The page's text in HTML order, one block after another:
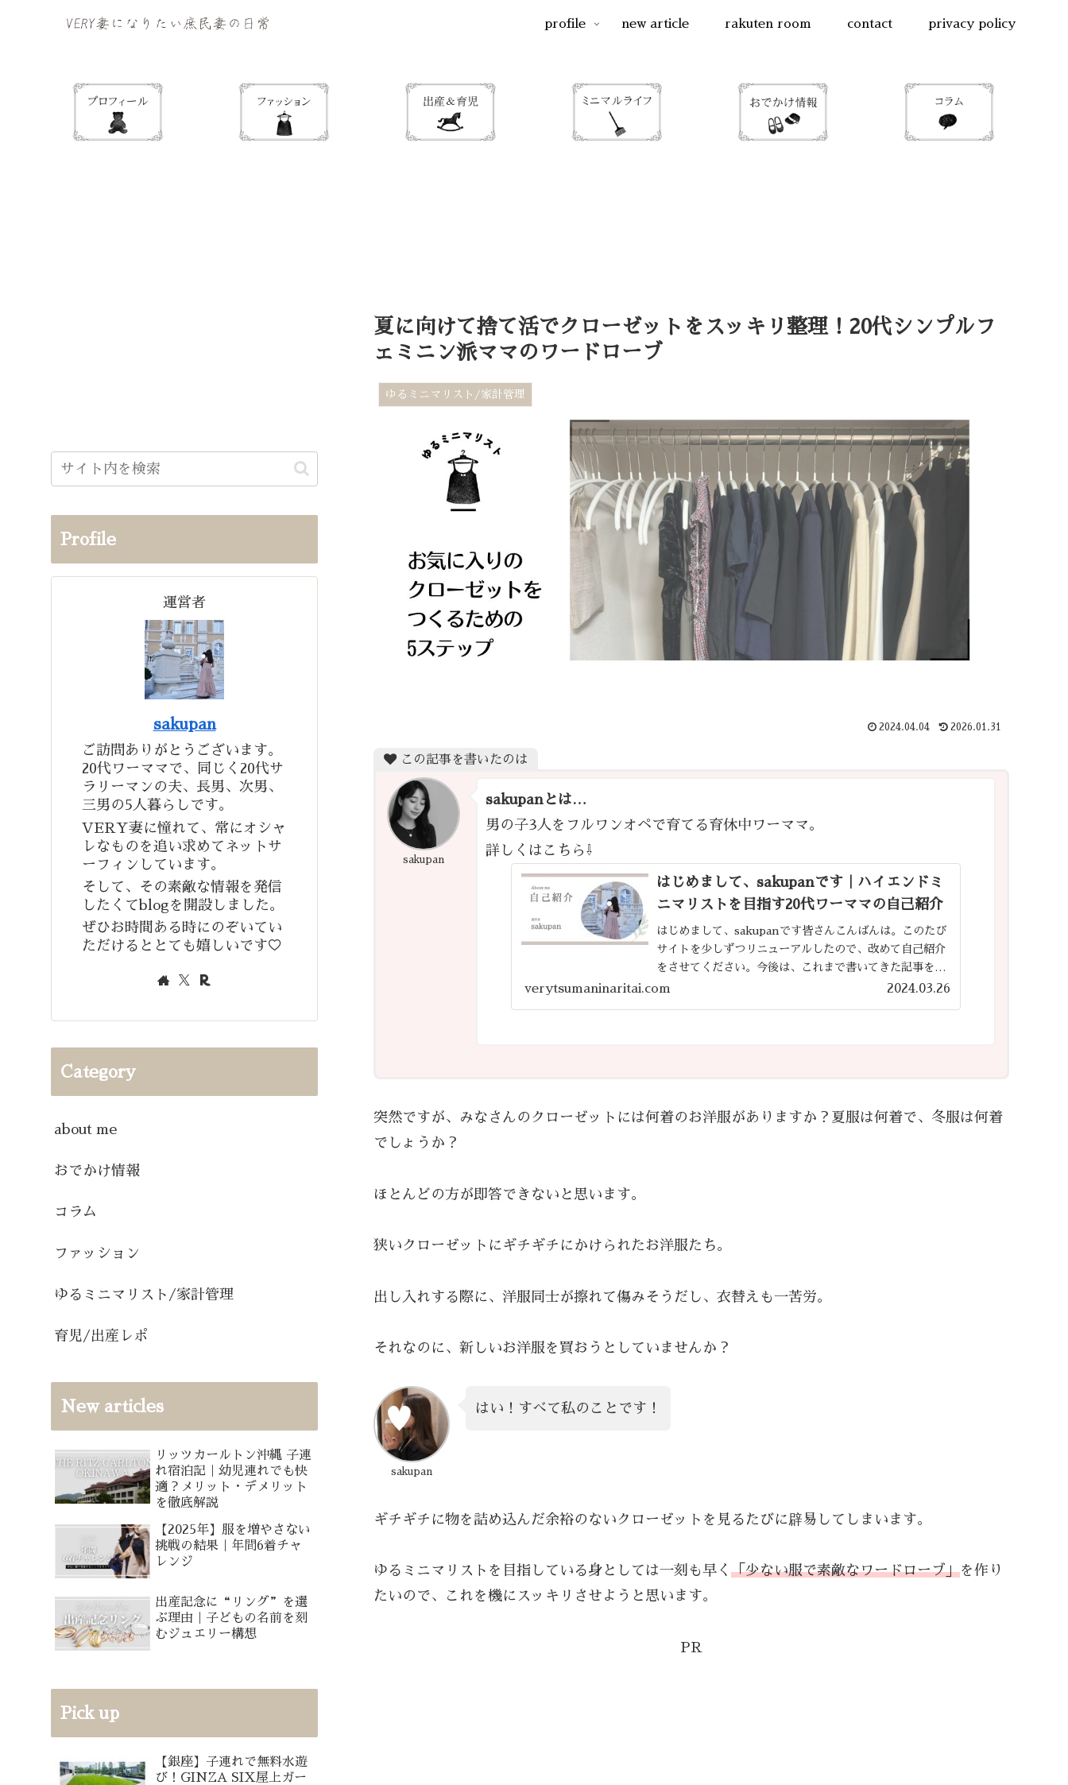
profile new article rakuten room contact privacy policy
夏に向けて捨て活でクローゼットをスッキリ整理！20代シンプルフ
ェミニン派ママのワードローブ
ゆるミニマリスト/家計管理
2024.04.04 2026.01.31
この記事を書いたのは
sakupan
sakupanとは…
男の子3人をフルワンオペで育てる育休中ワーママ。
詳しくはこちら⇩
はじめまして、sakupanです｜ハイエンドミ
ニマリストを目指す20代ワーママの自己紹介
はじめまして、sakupanです皆さんこんばんは。このたび
サイトを少しずつリニューアルしたので、改めて自己紹介
をさせてください。今後は、これまで書いてきた記事を整
理したり、より見やすく・探しやすいサイトになるよう少
verytsumaninaritai.com 2024.03.26
突然ですが、みなさんのクローゼットには何着のお洋服がありますか？夏服は何着で、冬服は何着
でしょうか？
ほとんどの方が即答できないと思います。
狭いクローゼットにギチギチにかけられたお洋服たち。
出し入れする際に、洋服同士が擦れて傷みそうだし、衣替えも一苦労。
それなのに、新しいお洋服を買おうとしていませんか？
sakupan
はい！すべて私のことです！
ギチギチに物を詰め込んだ余裕のないクローゼットを見るたびに辟易してしまいます。
ゆるミニマリストを目指している身としては一刻も早く 「少ない服で素敵なワードローブ」を作り
たいので、これを機にスッキリさせようと思います。
PR
Profile
運営者
sakupan
ご訪問ありがとうございます。
20代ワーママで、同じく20代サ
ラリーマンの夫、長男、次男、
三男の5人暮らしです。
VERY妻に憧れて、常にオシャ
レなものを追い求めてネットサ
ーフィンしています。
そして、その素敵な情報を発信
したくてblogを開設しました。
ぜひお時間ある時にのぞいてい
ただけるととても嬉しいです♡
Category
about me
おでかけ情報
コラム
ファッション
ゆるミニマリスト/家計管理
育児/出産レポ
New articles
リッツカールトン沖縄 子連
れ宿泊記｜幼児連れでも快
適？メリット・デメリット
を徹底解説
【2025年】服を増やさない
挑戦の結果｜年間6着チャ
レンジ
出産記念に“リング”を選
ぶ理由｜子どもの名前を刻
むジュエリー構想
Pick up
【銀座】子連れで無料水遊
び！GINZA SIX屋上ガー